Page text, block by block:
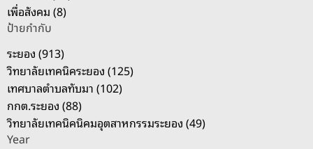
เพื่อสังคม (8)
ป้ายกำกับ
ระยอง (913)
วิทยาลัยเทคนิคระยอง (125)
เทศบาลตำบลทับมา (102)
กกต.ระยอง (88)
วิทยาลัยเทคนิคนิคมอุตสาหกรรมระยอง (49)
Year